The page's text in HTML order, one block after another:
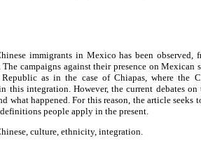
immigrants in Mexico has been
campaigns against their presence on
as in the case of Chiapas, where the
this integration. However, the current debates
what happened. For this reason, the article
people apply in the present.
culture, ethnicity, integration.